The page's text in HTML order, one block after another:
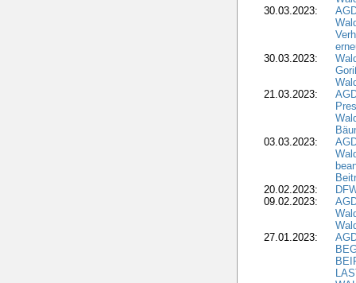
30.03.2023:
30.03.2023:
21.03.2023:
03.03.2023:
20.02.2023:
09.02.2023:
27.01.2023: